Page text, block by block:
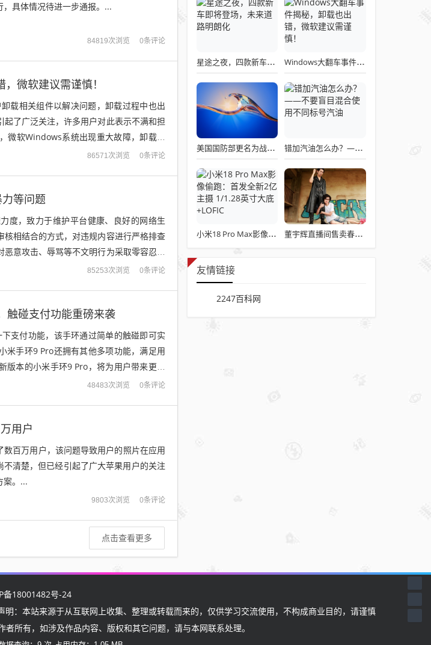
具体情况待进一步通报。...
84819次浏览 0条评论
微软建议需谨慎！
载相关组件以解决问题，卸载过程中也出
了广泛关注，许多用户对此表示不满和担
微软Windows系统出现重大故障，卸载组
...
86571次浏览 0条评论
等问题
度，致力于维护平台健康、良好的网络生
相结合的方式，对违规内容进行严格排查
意攻击、辱骂等不文明行为采取零容忍态
促进平台健...
85253次浏览 0条评论
触碰支付功能重磅来袭
支付功能，该手环通过简单的触碰即可实
米手环9 Pro还拥有其他多项功能，满足用
版本的小米手环9 Pro，将为用户带来更加
48483次浏览 0条评论
用户
百万用户，该问题导致用户的照片在应用
清楚，但已经引起了广大苹果用户的关注
案。...
9803次浏览 0条评论
点击查看更多
星途之夜，四款新车即将登场，未来道路明朗化 Windows大翻车事件揭秘，卸载也出错，微软建议需谨慎！
美国国防部更名为战争部引发关注热议 错加汽油怎么办？——不要盲目混合使用不同标号汽油
小米18 Pro Max影像偷跑：首发全新2亿主摄 1/1.28英寸大底+LOFIC 董宇辉直播间售卖春联引发争议
友情链接
2247百科网
备18001482号-24
：本站来源于从互联网上收集、整理或转载而来的，仅供学习交流使用，不构成商业目的，请谨慎
所有，如涉及作品内容、版权和其它问题，请与本网联系处理。